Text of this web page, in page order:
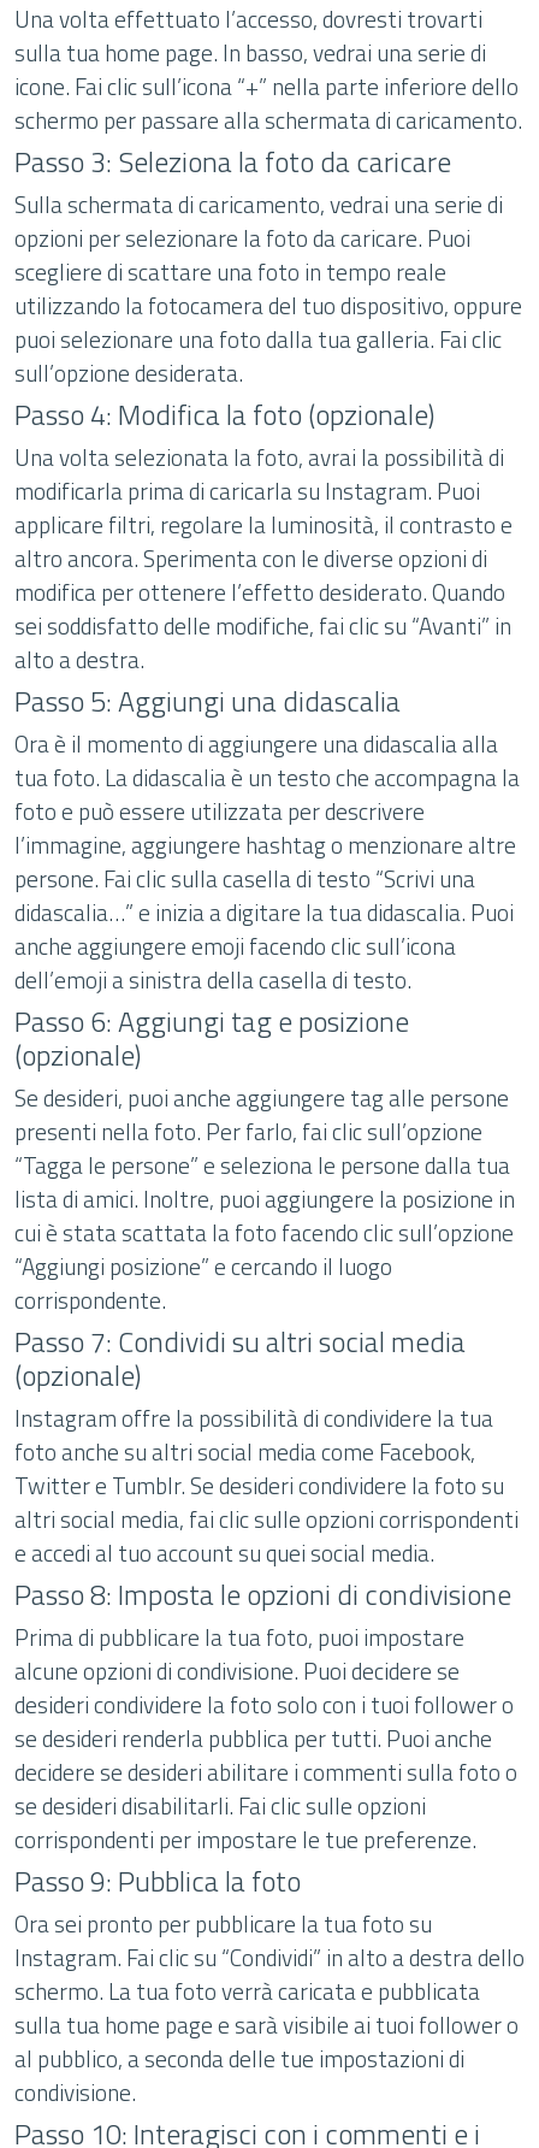
Una volta effettuato l’accesso, dovresti trovarti
sulla tua home page. In basso, vedrai una serie di
icone. Fai clic sull’icona “+” nella parte inferiore dello
schermo per passare alla schermata di caricamento.
Passo 3: Seleziona la foto da caricare
Sulla schermata di caricamento, vedrai una serie di
opzioni per selezionare la foto da caricare. Puoi
scegliere di scattare una foto in tempo reale
utilizzando la fotocamera del tuo dispositivo, oppure
puoi selezionare una foto dalla tua galleria. Fai clic
sull’opzione desiderata.
Passo 4: Modifica la foto (opzionale)
Una volta selezionata la foto, avrai la possibilità di
modificarla prima di caricarla su Instagram. Puoi
applicare filtri, regolare la luminosità, il contrasto e
altro ancora. Sperimenta con le diverse opzioni di
modifica per ottenere l’effetto desiderato. Quando
sei soddisfatto delle modifiche, fai clic su “Avanti” in
alto a destra.
Passo 5: Aggiungi una didascalia
Ora è il momento di aggiungere una didascalia alla
tua foto. La didascalia è un testo che accompagna la
foto e può essere utilizzata per descrivere
l’immagine, aggiungere hashtag o menzionare altre
persone. Fai clic sulla casella di testo “Scrivi una
didascalia…” e inizia a digitare la tua didascalia. Puoi
anche aggiungere emoji facendo clic sull’icona
dell’emoji a sinistra della casella di testo.
Passo 6: Aggiungi tag e posizione
(opzionale)
Se desideri, puoi anche aggiungere tag alle persone
presenti nella foto. Per farlo, fai clic sull’opzione
“Tagga le persone” e seleziona le persone dalla tua
lista di amici. Inoltre, puoi aggiungere la posizione in
cui è stata scattata la foto facendo clic sull’opzione
“Aggiungi posizione” e cercando il luogo
corrispondente.
Passo 7: Condividi su altri social media
(opzionale)
Instagram offre la possibilità di condividere la tua
foto anche su altri social media come Facebook,
Twitter e Tumblr. Se desideri condividere la foto su
altri social media, fai clic sulle opzioni corrispondenti
e accedi al tuo account su quei social media.
Passo 8: Imposta le opzioni di condivisione
Prima di pubblicare la tua foto, puoi impostare
alcune opzioni di condivisione. Puoi decidere se
desideri condividere la foto solo con i tuoi follower o
se desideri renderla pubblica per tutti. Puoi anche
decidere se desideri abilitare i commenti sulla foto o
se desideri disabilitarli. Fai clic sulle opzioni
corrispondenti per impostare le tue preferenze.
Passo 9: Pubblica la foto
Ora sei pronto per pubblicare la tua foto su
Instagram. Fai clic su “Condividi” in alto a destra dello
schermo. La tua foto verrà caricata e pubblicata
sulla tua home page e sarà visibile ai tuoi follower o
al pubblico, a seconda delle tue impostazioni di
condivisione.
Passo 10: Interagisci con i commenti e i